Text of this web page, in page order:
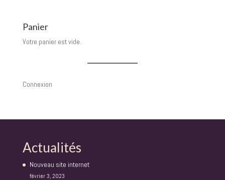
Panier
Votre panier est vide.
Connexion
Actualités
Nouveau site internet
février 3, 2023